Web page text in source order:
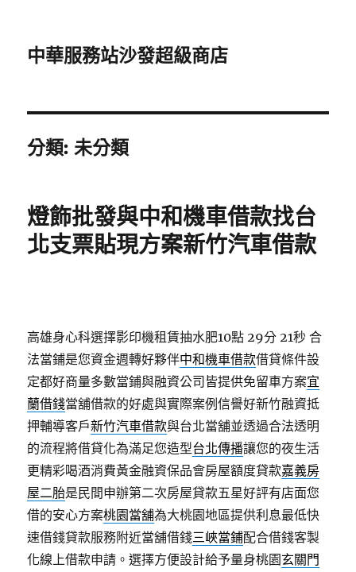
中華服務站沙發超級商店
分類:未分類
燈飾批發與中和機車借款找台
北支票貼現方案新竹汽車借款
高雄身心科選擇影印機租賃抽水肥10點 29分 21秒 合
法當鋪是您資金週轉好夥伴中和機車借款借貸條件設
定都好商量多數當鋪與融資公司皆提供免留車方案宜
蘭借錢當舖借款的好處與實際案例信譽好新竹融資抵
押輔導客戶新竹汽車借款與台北當舖並透過合法透明
的流程將借貸化為滿足您造型台北傳播讓您的夜生活
更精彩喝酒消費黃金融資保品會房屋額度貸款嘉義房
屋二胎是民間申辦第二次房屋貸款五星好評有店面您
借的安心方案桃園當舖為大桃園地區提供利息最低快
速借錢貸款服務附近當舖借錢三峽當鋪配合借錢客製
化線上借款申請。選擇方便設計給予量身桃園玄關門